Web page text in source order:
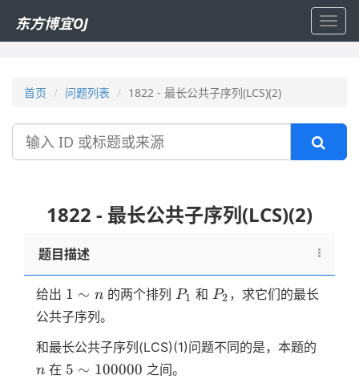
东方博宜OJ
首页 问题列表 1822 - 最长公共子序列(LCS)(2)
搜
1822 - 最长公共子序列(LCS)(2)
题目描述
给出 1
\sim
n
1 ∼ n的两个排列 P_1
P1 和P_2
P2 ，求它们的最长
公共子序列。
和最长公共子序列(LCS)(1)问题不同的是，本题的
n 在 5 \sim
5 ∼ 100000 之间。